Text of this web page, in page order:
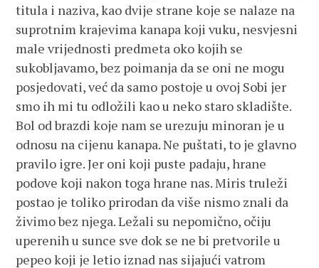
titula i naziva, kao dvije strane koje se nalaze na
suprotnim krajevima kanapa koji vuku, nesvjesni
male vrijednosti predmeta oko kojih se
sukobljavamo, bez poimanja da se oni ne mogu
posjedovati, već da samo postoje u ovoj Sobi jer
smo ih mi tu odložili kao u neko staro skladište.
Bol od brazdi koje nam se urezuju minoran je u
odnosu na cijenu kanapa. Ne puštati, to je glavno
pravilo igre. Jer oni koji puste padaju, hrane
podove koji nakon toga hrane nas. Miris truleži
postao je toliko prirodan da više nismo znali da
živimo bez njega. Ležali su nepomično, očiju
uperenih u sunce sve dok se ne bi pretvorile u
pepeo koji je letio iznad nas sijajući vatrom